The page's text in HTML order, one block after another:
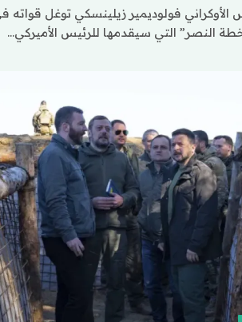
الأوكراني فولوديمير زيلينسكي توغل
النصر” التي سيقدمها للرئيس الأميركي…